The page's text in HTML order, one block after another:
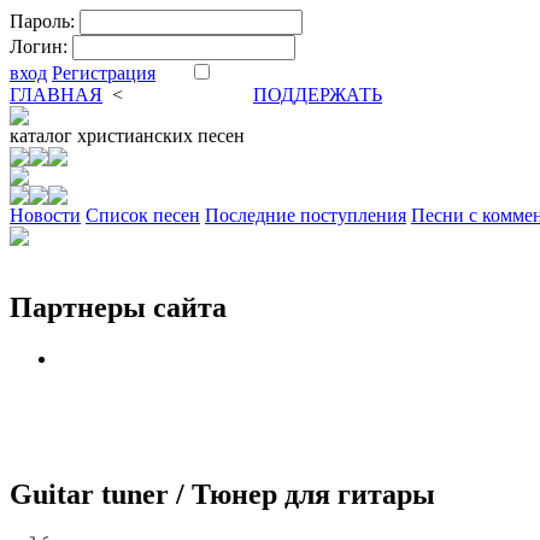
Пароль:
Логин:
вход Регистрация
ГЛАВНАЯ <
ПОДДЕРЖАТЬ
каталог христианских песен
Новости Cписок песен Последние поступления Песни с
Партнеры сайта
Guitar tuner / Тюнер для гитары